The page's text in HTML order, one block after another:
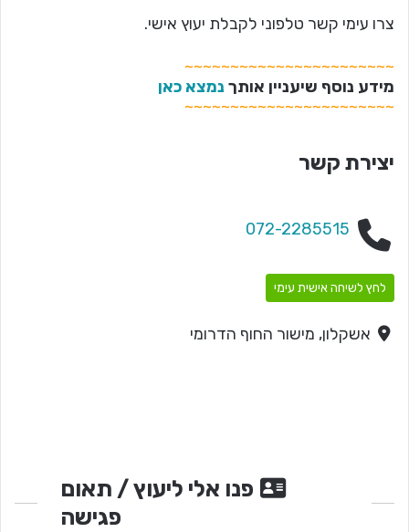
צרו עימי קשר טלפוני לקבלת יעוץ אישי.
~~~~~~~~~~~~~~~~~~~~~~~
מידע נוסף שיעניין אותך נמצא כאן
~~~~~~~~~~~~~~~~~~~~~~~
יצירת קשר
072-2285515
לחץ לשיחה אישית עימי
אשקלון, מישור החוף הדרומי
פנו אלי ליעוץ / תאום
פגישה